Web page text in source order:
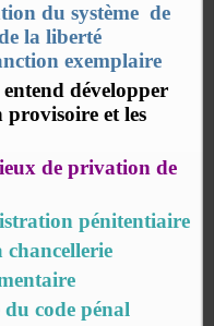
du système de
la liberté
exemplaire
développer
provisoire et les
de privation de
pénitentiaire
chancellerie
code pénal